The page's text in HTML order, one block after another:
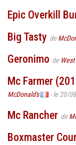
Epic Overkill
Big Tasty de
Geronimo de
Mc Farmer
McDonald's
- le 20/
Mc Rancher de
Boxmaster